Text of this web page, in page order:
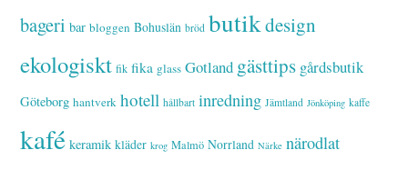
bageri bar bloggen Bohuslän bröd butikdesign
ekologiskt fik fika glass Gotland gästtips gårdsbutik
Göteborg hantverk hotell hållbart inredning Jämtland Jönköping kaffe
kafé keramik kläder krog Malmö Norrland Närke närodlat